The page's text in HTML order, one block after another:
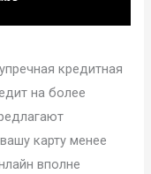
кредитная
на более
карту менее
вполне